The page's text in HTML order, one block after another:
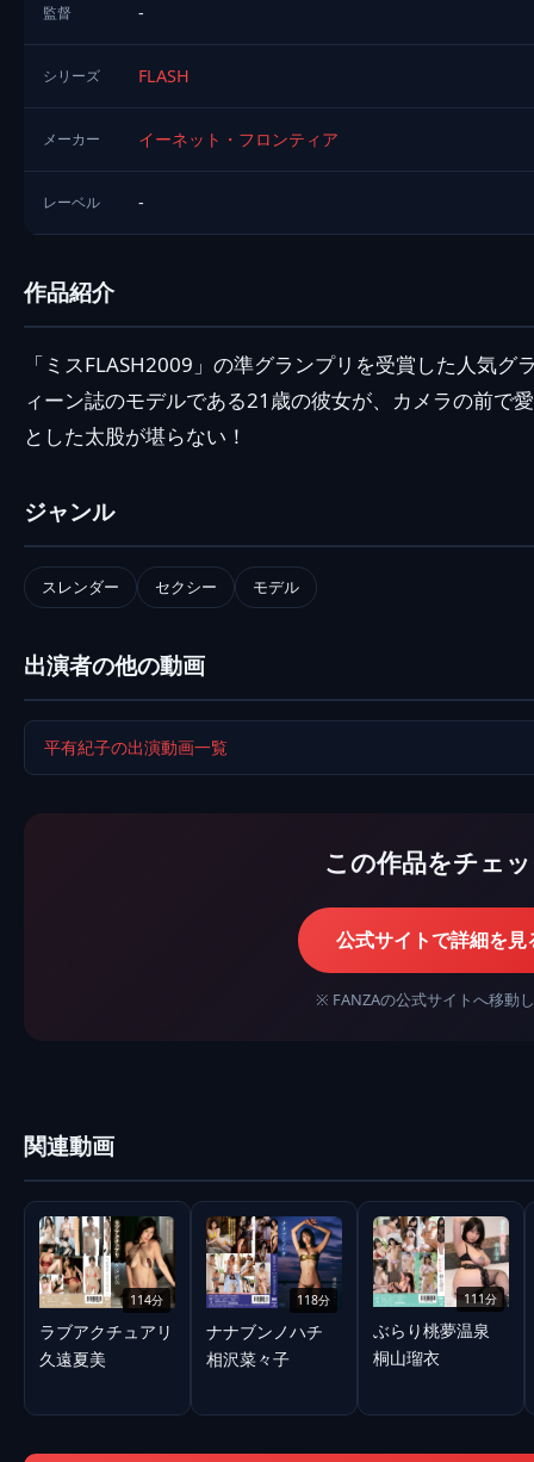
監督 -
シリーズ FLASH
メーカー イーネット・フロンティア
レーベル -
作品紹介
「ミスFLASH2009」の準グランプリを受賞した人気
ィーン誌のモデルである21歳の彼女が、カメラの前で
とした太股が堪らない！
ジャンル
スレンダー セクシー モデル
出演者の他の動画
平有紀子の出演動画一覧
この作品をチェ
公式サイトで詳細を見
※ FANZAの公式サイトへ移動
関連動画
114分
ラブアクチュアリ
久遠夏美
118分
ナナブンノハチ
相沢菜々子
111分
ぶらり桃夢温泉
桐山瑠衣